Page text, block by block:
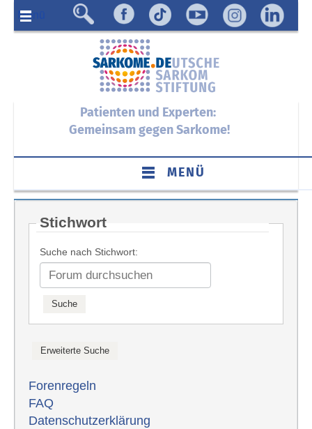
Menü
Patienten und Experten:
Gemeinsam gegen Sarkome!
MENÜ
Stichwort
Suche nach Stichwort:
Forenregeln
FAQ
Datenschutzerklärung